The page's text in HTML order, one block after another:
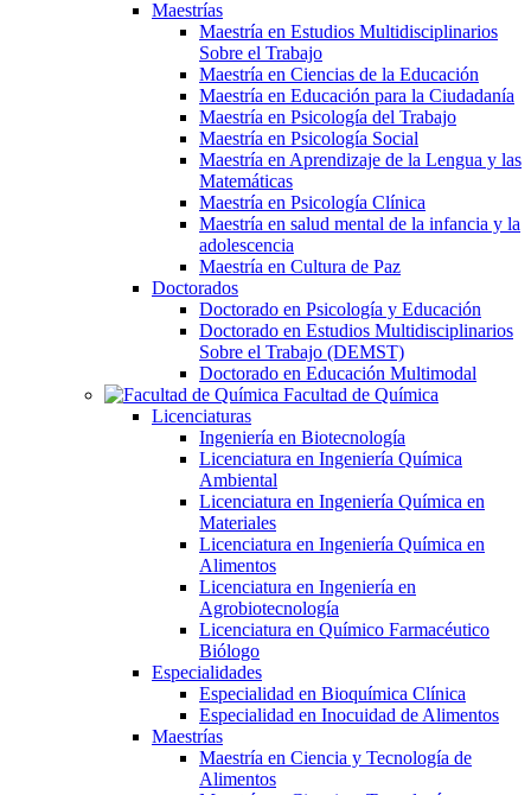
Maestrías
Maestría en Estudios Multidisciplinarios
Sobre el Trabajo
Maestría en Ciencias de la Educación
Maestría en Educación para la Ciudadanía
Maestría en Psicología del Trabajo
Maestría en Psicología Social
Maestría en Aprendizaje de la Lengua y las
Matemáticas
Maestría en Psicología Clínica
Maestría en salud mental de la infancia y la
adolescencia
Maestría en Cultura de Paz
Doctorados
Doctorado en Psicología y Educación
Doctorado en Estudios Multidisciplinarios
Sobre el Trabajo (DEMST)
Doctorado en Educación Multimodal
Facultad de Química
Licenciaturas
Ingeniería en Biotecnología
Licenciatura en Ingeniería Química
Ambiental
Licenciatura en Ingeniería Química en
Materiales
Licenciatura en Ingeniería Química en
Alimentos
Licenciatura en Ingeniería en
Agrobiotecnología
Licenciatura en Químico Farmacéutico
Biólogo
Especialidades
Especialidad en Bioquímica Clínica
Especialidad en Inocuidad de Alimentos
Maestrías
Maestría en Ciencia y Tecnología de
Alimentos